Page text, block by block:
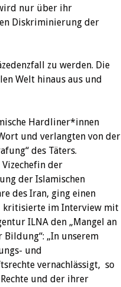
nur über ihr
Diskriminierung der
zu werden. Die
Welt hinaus aus und
Hardliner*innen
und verlangten von der
des Täters.
der
der Islamischen
des Iran, ging einen
kritisierte im Interview mit
ILNA den „Mangel an
„In unserem
und
vernachlässigt, so
und der ihrer